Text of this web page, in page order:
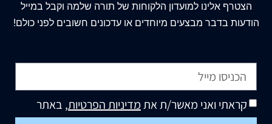
הצטרף אלינו למועדון הלקוחות של תורה שלמה וקבל במייל
הודעות בדבר מבצעים מיוחדים או עדכונים חשובים לפני כולם!
קראתי ואני מאשר/ת אתמדיניות הפרטיות, באתר